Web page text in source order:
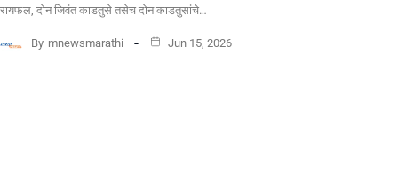
रायफल, दोन जिवंत काडतुसे तसेच दोन काडतुसांचे…
By mnewsmarathi Jun 15, 2026